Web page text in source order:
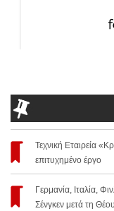
Τεχνική Εταιρεία
επιτυχημένο έργο
Γερμανία, Ιταλία,
Σένγκεν μετά τη